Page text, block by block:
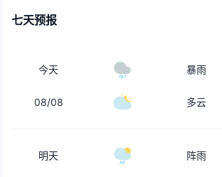
七天预报
今天 暴雨
08/08 多云
明天 阵雨